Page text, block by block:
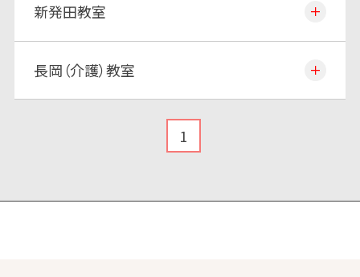
新発田教室
長岡（介護）教室
1